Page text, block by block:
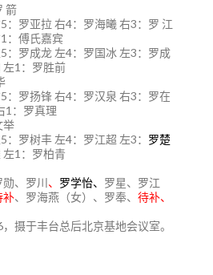
箭
：罗亚拉 右4：罗海曦 右3：罗 江
：傅氏嘉宾
：罗成龙 左4：罗国冰 左3：罗成
左1：罗胜前
：罗扬锋 右4：罗汉泉 右3：罗在
1：罗真理
举
：罗树丰 左4：罗江超 左3： 罗楚
左1：罗柏青
、罗川、 罗学怡、 罗星、罗江
补、罗海燕（女）、罗奉、 待补、
摄于丰台总后北京基地会议室。